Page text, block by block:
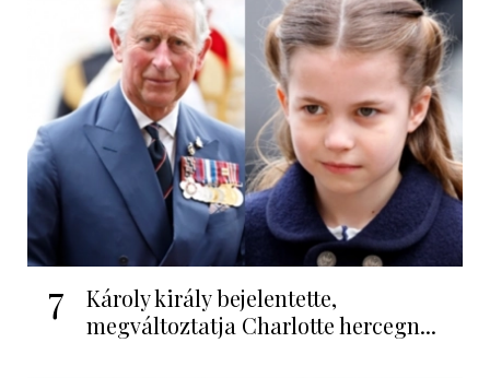
7
Károly király bejelentette,
megváltoztatja Charlotte hercegn...